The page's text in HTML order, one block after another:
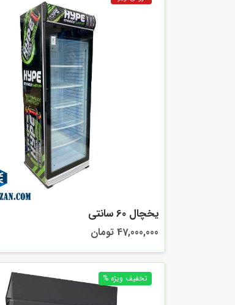
یخچال 60 سانتی
47,000,000 تومان